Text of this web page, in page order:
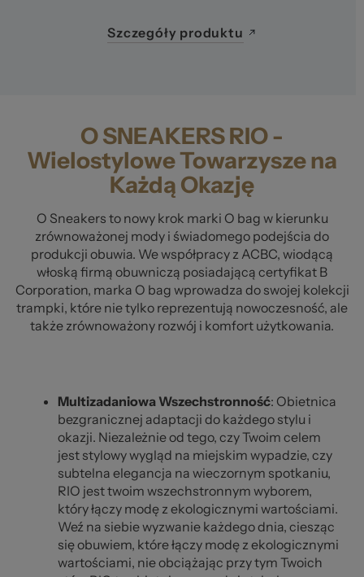
O SNEAKERS RIO -
Wielostylowe Towarzysze na
Każdą Okazję
O Sneakers to nowy krok marki O bag w kierunku
zrównoważonej mody i świadomego podejścia do
produkcji obuwia. We współpracy z ACBC, wiodącą
włoską firmą obuwniczą posiadającą certyfikat B
Corporation, marka O bag wprowadza do swojej kolekcji
trampki, które nie tylko reprezentują nowoczesność, ale
także zrównoważony rozwój i komfort użytkowania.
Multizadaniowa Wszechstronność: Obietnica
bezgranicznej adaptacji do każdego stylu i
okazji. Niezależnie od tego, czy Twoim celem
jest stylowy wygląd na miejskim wypadzie, czy
subtelna elegancja na wieczornym spotkaniu,
RIO jest twoim wszechstronnym wyborem,
który łączy modę z ekologicznymi wartościami.
Weź na siebie wyzwanie każdego dnia, ciesząc
się obuwiem, które łączy modę z ekologicznymi
wartościami, nie obciążając przy tym Twoich
Szczegóły produktu